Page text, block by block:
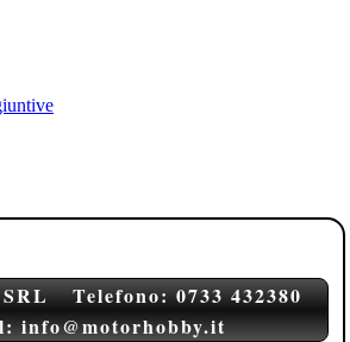
Telefono: 0733 432380
info@motorhobby.it